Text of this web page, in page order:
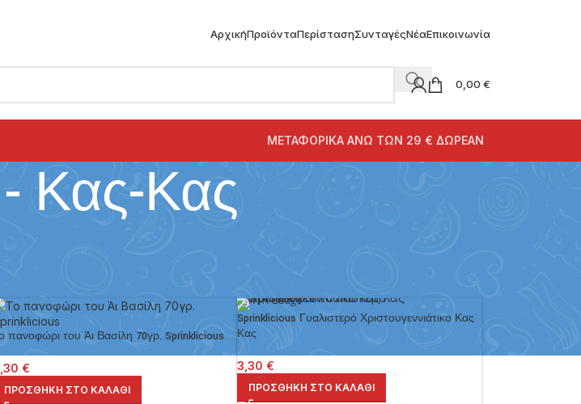
ΑρχικήΠροϊόνταΠερίστασηΣυνταγέςΝέαΕπικοινωνία
0,00 €
ΜΕΤΑΦΟΡΙΚΑ ΑΝΩ ΤΩΝ 29 € ΔΩΡΕΑΝ
Κας-Κας
πανοφώρι του Άι Βασίλη 70γρ. Sprinklicious
€
ΠΡΟΣΘΉΚΗ ΣΤΟ ΚΑΛΆΘΙ
Sprinklicious Γυαλιστερό Χριστουγεννιάτικο Κας
Κας
3,30 €
ΠΡΟΣΘΉΚΗ ΣΤΟ ΚΑΛΆΘΙ